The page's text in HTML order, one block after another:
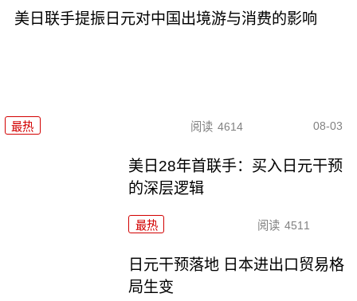
美日联手提振日元对中国出境游与消费的影响
最热 阅读 4614 08-03
美日28年首联手：买入日元干预
的深层逻辑
最热 阅读 4511
日元干预落地 日本进出口贸易格
局生变